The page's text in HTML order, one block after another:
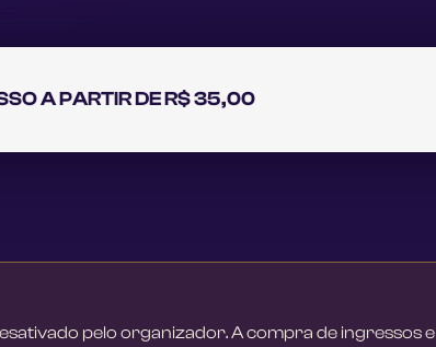
A PARTIR DE R$ 35,00
pelo organizador. A compra de ingressos e